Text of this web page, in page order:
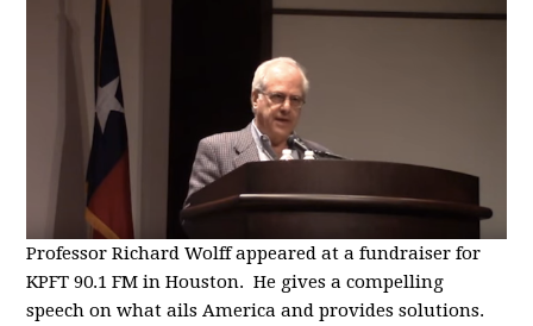
Professor Richard Wolff appeared at a fundraiser for
KPFT 90.1 FM in Houston. He gives a compelling
speech on what ails America and provides solutions.